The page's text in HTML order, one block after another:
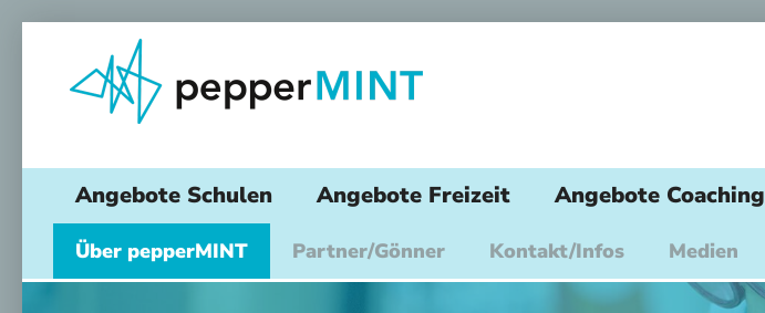
Angebote Schulen Angebote Freizeit Angebote Coaching
Über pepperMINT Partner/Gönner Kontakt/Infos Medien